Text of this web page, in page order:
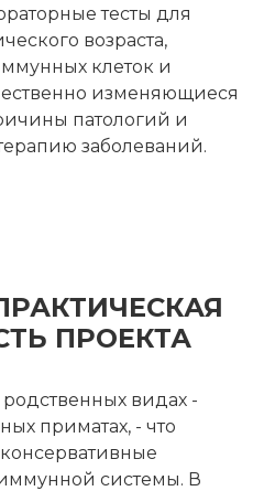
тесты для
возраста,
клеток и
изменяющиеся
патологий и
заболеваний.
ПРОЕКТА
видах -
приматах, - что
консервативные
системы. В